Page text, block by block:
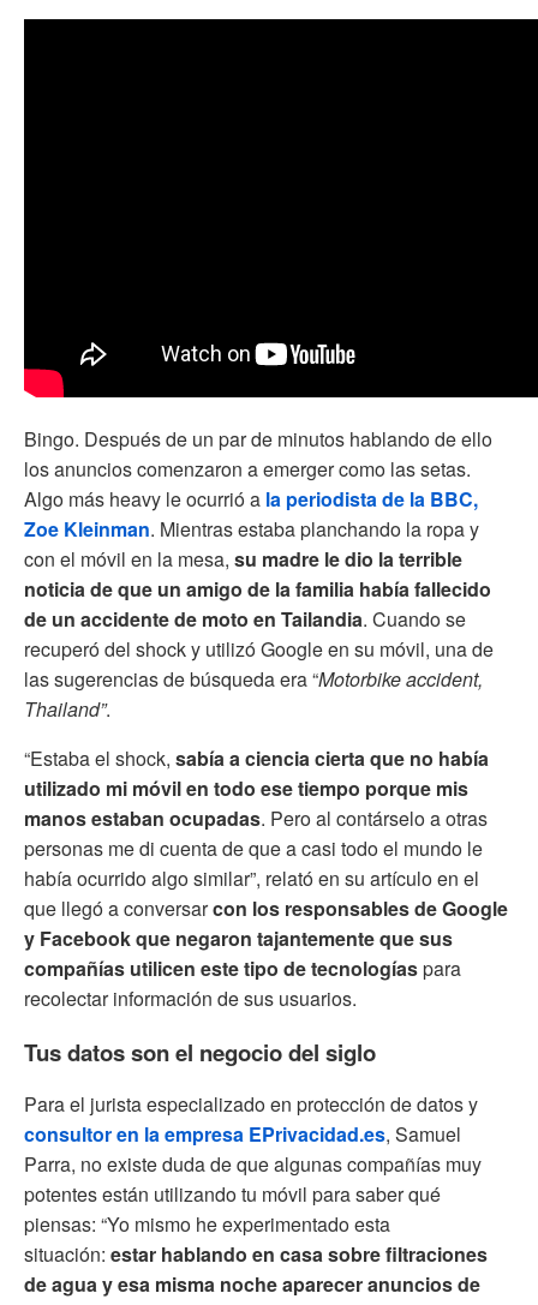
Bingo. Después de un par de minutos hablando de ello
los anuncios comenzaron a emerger como las setas.
Algo más heavy le ocurrió a la periodista de la BBC,
Zoe Kleinman. Mientras estaba planchando la ropa y
con el móvil en la mesa, su madre le dio la terrible
noticia de que un amigo de la familia había fallecido
de un accidente de moto en Tailandia. Cuando se
recuperó del shock y utilizó Google en su móvil, una de
las sugerencias de búsqueda era “Motorbike accident,
Thailand”.
“Estaba el shock, sabía a ciencia cierta que no había
utilizado mi móvil en todo ese tiempo porque mis
manos estaban ocupadas. Pero al contárselo a otras
personas me di cuenta de que a casi todo el mundo le
había ocurrido algo similar”, relató en su artículo en el
que llegó a conversarcon los responsables de Google
y Facebook que negaron tajantemente que sus
compañías utilicen este tipo de tecnologíaspara
recolectar información de sus usuarios.
Tus datos son el negocio del siglo
Para el jurista especializado en protección de datos y
consultor en la empresa EPrivacidad.es, Samuel
Parra, no existe duda de que algunas compañías muy
potentes están utilizando tu móvil para saber qué
piensas: “Yo mismo he experimentado esta
situación: estar hablando en casa sobre filtraciones
de agua y esa misma noche aparecer anuncios de